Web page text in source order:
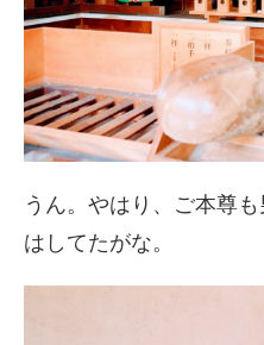
うん。やはり、ご本尊
はしてたがな。